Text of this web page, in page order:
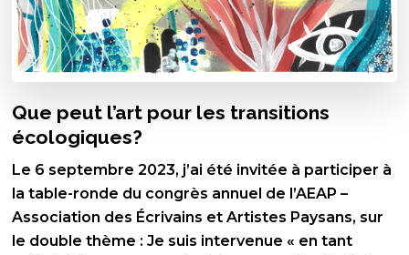
Que peut l’art pour les transitions
écologiques?
Le 6 septembre 2023, j’ai été invitée à participer à
la table-ronde du congrès annuel de l’AEAP –
Association des Écrivains et Artistes Paysans, sur
le double thème : Je suis intervenue « en tant